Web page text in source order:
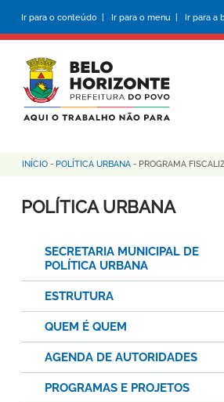
conteúdo
principal
Ir para o conteúdo | Ir para o menu | Ir para a
Trilha
de
INÍCIO - POLÍTICA URBANA - PROGRAMA
POLÍTICA URBANA
SECRETARIA MUNICIPAL DE
POLÍTICA URBANA
ESTRUTURA
QUEM É QUEM
AGENDA DE AUTORIDADES
PROGRAMAS E PROJETOS